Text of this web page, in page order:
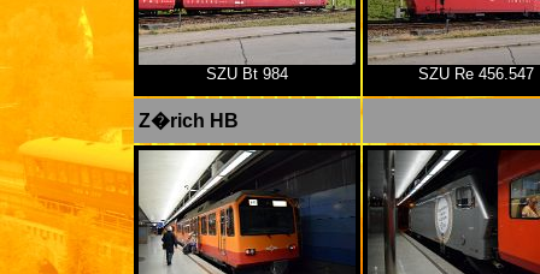
SZU Bt 984 SZU Re 456.547
Z�rich HB